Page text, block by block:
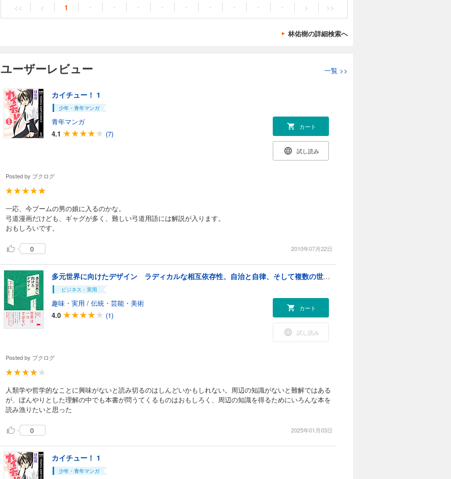
<< < 1 ・ ・ ・ ・ ・ ・ ・ ・ ・ > >>
林佑樹の詳細検索へ
ユーザーレビュー 一覧 >>
カイチュー！ 1
少年・青年マンガ
青年マンガ
4.1
(7)
カート
試し読み
Posted by ブクログ
一応、今ブームの男の娘に入るのかな。
弓道漫画だけども、ギャグが多く、難しい弓道用語には解説が入ります。
おもしろいです。
0 2010年07月22日
多元世界に向けたデザイン ラディカルな相互依存性、自治と自律、そして複数の世界をつくること
ビジネス・実用
趣味・実用 / 伝統・芸能・美術
4.0
(1)
カート
試し読み
Posted by ブクログ
人類学や哲学的なことに興味がないと読み切るのはしんどいかもしれない。周辺の知識がないと難解ではある
が、ぼんやりとした理解の中でも本書が問うてくるものはおもしろく、周辺の知識を得るためにいろんな本を
読み漁りたいと思った
0 2025年01月03日
カイチュー！ 1
少年・青年マンガ